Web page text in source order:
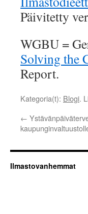
Päivitetty
WGBU =
Solving the
Report.
Kategoria(t): Blogi.
←
Ilmastovanhemmat